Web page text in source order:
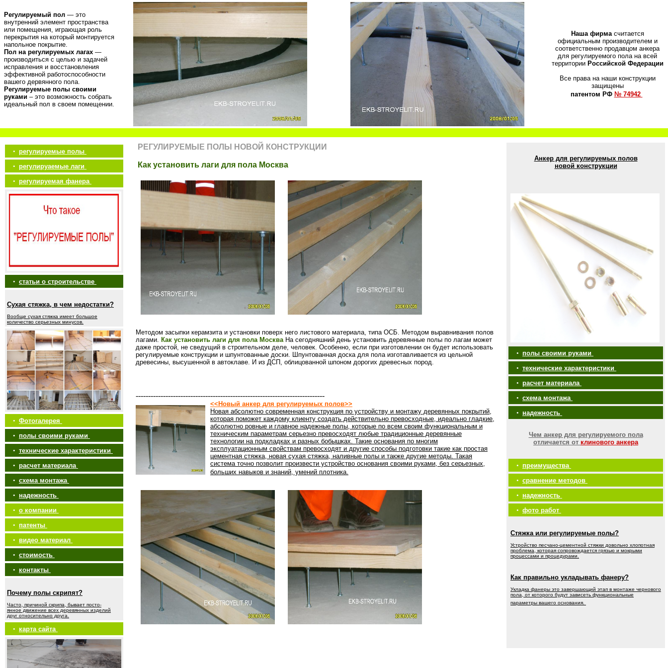
Регулируемый пол — это
внутренний элемент пространства
или помещения, играющая роль
перекрытия на который монтируется
напольное покрытие.
Пол на регулируемых лагах —
производиться с целью и задачей
исправления и восстановления
эффективной работоспособности
вашего дервянного пола.
Регулируемые полы своими
руками – это возможность собрать
идеальный пол в своем помещении.
Наша фирмасчитается
официальным производителем и
соответственно продавцом анкера
для регулируемого пола на всей
территории Российской Федерации
Все права на наши конструкции
защищены
патентом РФ № 74942
• регулируемые полы
• регулируаемые лаги
• регулируемая фанера
• статьи о строительстве
Сухая стяжка, в чем недостатки?
Вообще сухая стяжка имеет большое
количество серьезных минусов.
• Фотогалерея
• полы своими руками
• технические характеристики
• расчет материала
• схема монтажа
• надежность
• о компании
• патенты
• видео материал
• стоимость
• контакты
Почему полы скрипят?
Часто, причиной скрипа, бывает посто-
янное движение всех деревянных изделий
друг относительно друга.
• карта сайта
РЕГУЛИРУЕМЫЕ ПОЛЫ НОВОЙ КОНСТРУКЦИИ
Как установить лаги для пола Москва
Методом засыпки керамзита и установки поверх него листового материала, типа ОСБ. Методом выравнивания полов
лагами. Как установить лаги для пола МоскваНа сегодняшний день установить деревянные полы по лагам может
даже простой, не сведущий в строительном деле, человек. Особенно, если при изготовлении он будет использовать
регулируемые конструкции и шпунтованные доски. Шпунтованная доска для пола изготавливается из цельной
древесины, высушенной в автоклаве. И из ДСП, облицованной шпоном дорогих древесных пород.
----------------------------------------------------------------------------
<<Новый анкер для регулируемых полов>>
Новая абсолютно современная конструкция по устройству и монтажу деревянных покрытий,
которая поможет каждому клиенту создать действительно превосходные, идеально гладкие,
абсолютно ровные и главное надежные полы, которые по всем своим функциональным и
техническим параметрам серьезно превосходят любые традиционные деревянные
технологии на подкладках и разных бобышках. Такие основания по многим
эксплуатационным свойствам превосходят и другие способы подготовки такие как простая
цементная стяжка, новая сухая стяжка, наливные полы и также другие методы. Такая
система точно позволит произвести устройство основания своими руками, без серьезных,
больших навыков и знаний, умений плотника.
Анкер для регулируемых полов
новой конструкции
• полы своими руками
• технические характеристики
• расчет материала
• схема монтажа
• надежность
Чем анкер для регулируемого пола
отличается от клинового анкера
• преимущества
• сравнение методов
• надежность
• фото работ
Стяжка или регулируемые полы?
Устройство песчано-цементной стяжки довольно хлопотная
проблема, которая сопровождается грязью и мокрыми
процессами и процедурами.
Как правильно укладывать фанеру?
Укладка фанеры это завершающий этап в монтаже чернового
пола, от которого будут зависеть функциональные
параметры вашего основания.